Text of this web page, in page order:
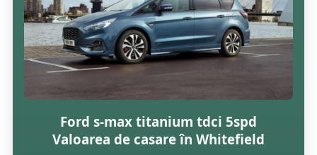
Ford s-max titanium tdci 5spd
Valoarea de casare în Whitefield